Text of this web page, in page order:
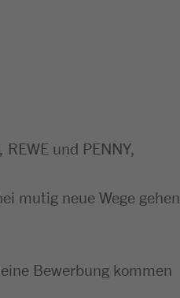
und PENNY,
mutig neue Wege gehen
Bewerbung kommen